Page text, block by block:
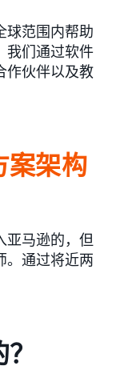
球范围内帮助
我们通过软件
作伙伴以及教
案架构
亚马逊的，但
。通过将近两